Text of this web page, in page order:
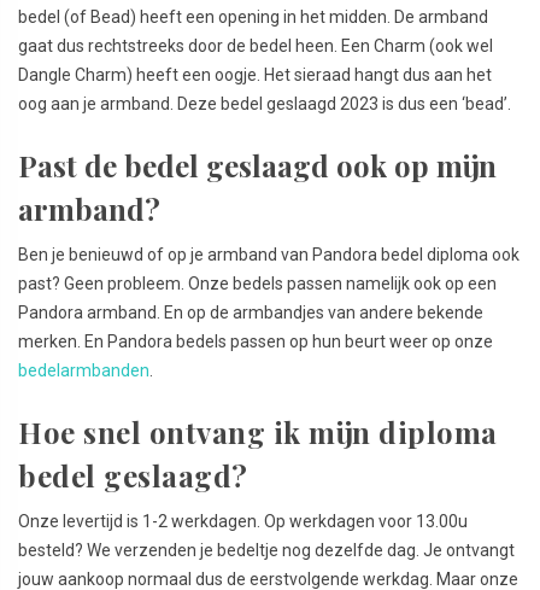
bedel (of Bead) heeft een opening in het midden. De armband
gaat dus rechtstreeks door de bedel heen. Een Charm (ook wel
Dangle Charm) heeft een oogje. Het sieraad hangt dus aan het
oog aan je armband. Deze bedel geslaagd 2023 is dus een ‘bead’.
Past de bedel geslaagd ook op mijn
armband?
Ben je benieuwd of op je armband van Pandora bedel diploma ook
past? Geen probleem. Onze bedels passen namelijk ook op een
Pandora armband. En op de armbandjes van andere bekende
merken. En Pandora bedels passen op hun beurt weer op onze
bedelarmbanden
Hoe snel ontvang ik mijn diploma
bedel geslaagd?
Onze levertijd is 1-2 werkdagen. Op werkdagen voor 13.00u
besteld? We verzenden je bedeltje nog dezelfde dag. Je ontvangt
jouw aankoop normaal dus de eerstvolgende werkdag. Maar onze